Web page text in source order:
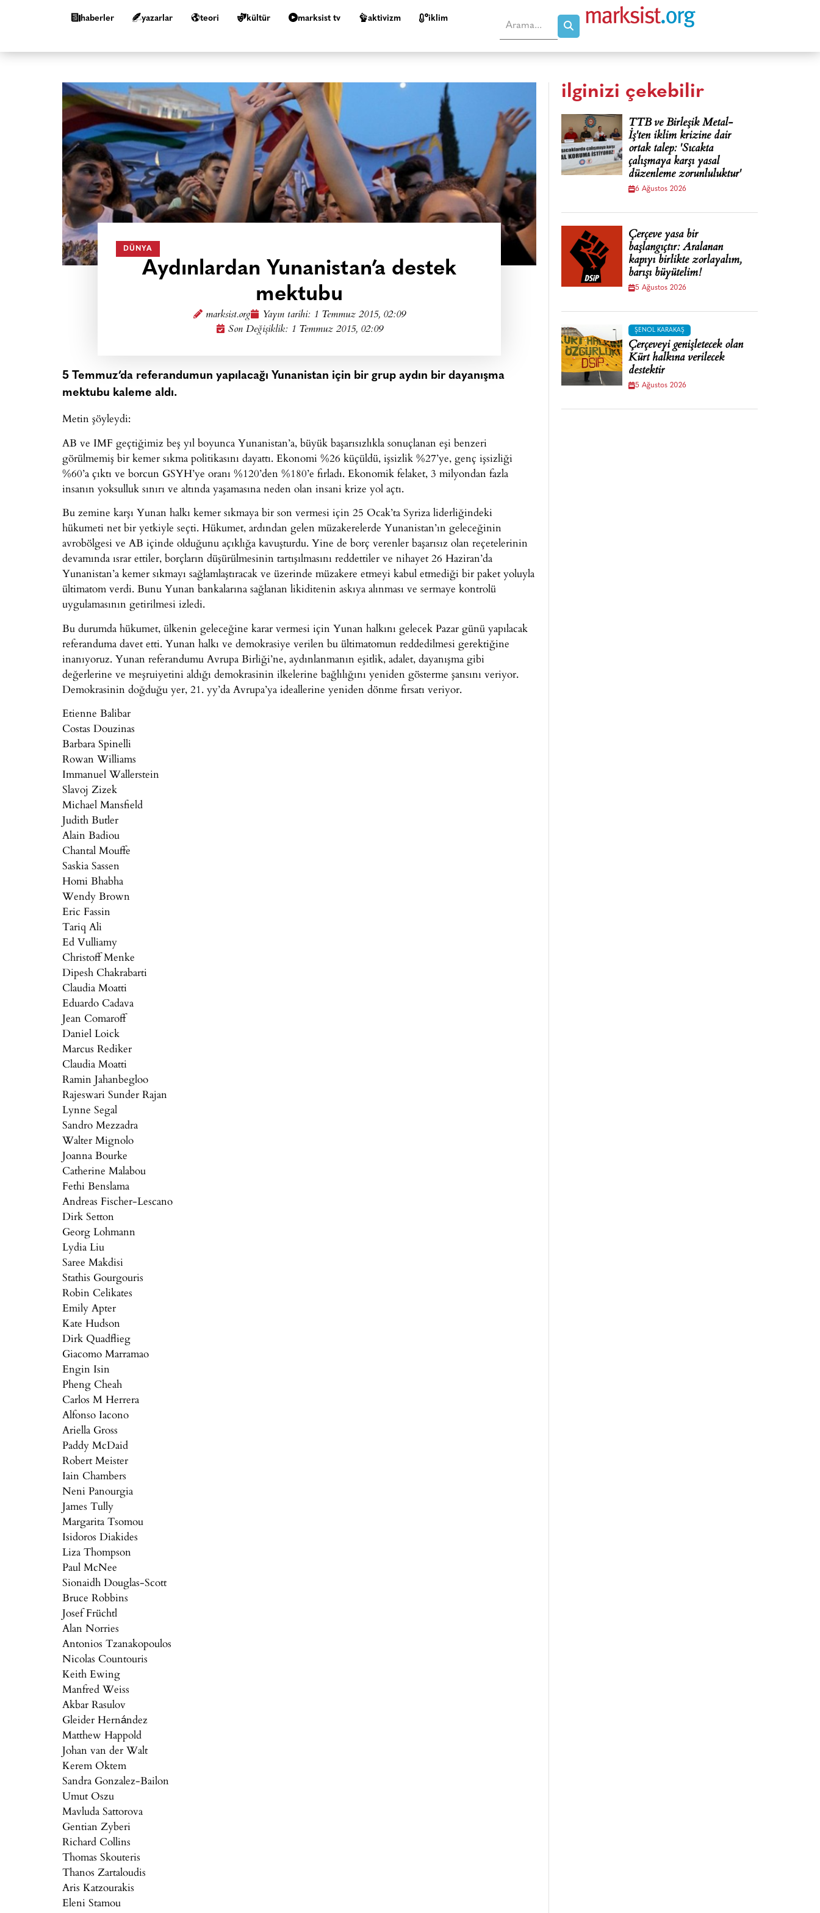
haberler yazarlar teori kültür marksist tv aktivizm i̇klim
DÜNYA
Aydınlardan Yunanistan’a destek
mektubu
marksist.org Yayın tarihi: 1 Temmuz 2015, 02:09
Son Değişiklik: 1 Temmuz 2015, 02:09
5 Temmuz’da referandumun yapılacağı Yunanistan için bir grup aydın bir dayanışma
mektubu kaleme aldı.
Metin şöyleydi:
AB ve IMF geçtiğimiz beş yıl boyunca Yunanistan’a, büyük başarısızlıkla sonuçlanan eşi benzeri
görülmemiş bir kemer sıkma politikasını dayattı. Ekonomi %26 küçüldü, işsizlik %27’ye, genç işsizliği
%60’a çıktı ve borcun GSYH’ye oranı %120’den %180’e fırladı. Ekonomik felaket, 3 milyondan fazla
insanın yoksulluk sınırı ve altında yaşamasına neden olan insani krize yol açtı.
Bu zemine karşı Yunan halkı kemer sıkmaya bir son vermesi için 25 Ocak’ta Syriza liderliğindeki
hükumeti net bir yetkiyle seçti. Hükumet, ardından gelen müzakerelerde Yunanistan’ın geleceğinin
avrobölgesi ve AB içinde olduğunu açıklığa kavuşturdu. Yine de borç verenler başarısız olan reçetelerinin
devamında ısrar ettiler, borçların düşürülmesinin tartışılmasını reddettiler ve nihayet 26 Haziran’da
Yunanistan’a kemer sıkmayı sağlamlaştıracak ve üzerinde müzakere etmeyi kabul etmediği bir paket yoluyla
ültimatom verdi. Bunu Yunan bankalarına sağlanan likiditenin askıya alınması ve sermaye kontrolü
uygulamasının getirilmesi izledi.
Bu durumda hükumet, ülkenin geleceğine karar vermesi için Yunan halkını gelecek Pazar günü yapılacak
referanduma davet etti. Yunan halkı ve demokrasiye verilen bu ültimatomun reddedilmesi gerektiğine
inanıyoruz. Yunan referandumu Avrupa Birliği’ne, aydınlanmanın eşitlik, adalet, dayanışma gibi
değerlerine ve meşruiyetini aldığı demokrasinin ilkelerine bağlılığını yeniden gösterme şansını veriyor.
Demokrasinin doğduğu yer, 21. yy’da Avrupa’ya ideallerine yeniden dönme fırsatı veriyor.
Etienne Balibar
Costas Douzinas
Barbara Spinelli
Rowan Williams
Immanuel Wallerstein
Slavoj Zizek
Michael Mansfield
Judith Butler
Alain Badiou
Chantal Mouffe
Saskia Sassen
Homi Bhabha
Wendy Brown
Eric Fassin
Tariq Ali
Ed Vulliamy
Christoff Menke
Dipesh Chakrabarti
Claudia Moatti
Eduardo Cadava
Jean Comaroff
Daniel Loick
Marcus Rediker
Claudia Moatti
Ramin Jahanbegloo
Rajeswari Sunder Rajan
Lynne Segal
Sandro Mezzadra
Walter Mignolo
Joanna Bourke
Catherine Malabou
Fethi Benslama
Andreas Fischer-Lescano
Dirk Setton
Georg Lohmann
Lydia Liu
Saree Makdisi
Stathis Gourgouris
Robin Celikates
Emily Apter
Kate Hudson
Dirk Quadflieg
Giacomo Marramao
Engin Isin
Pheng Cheah
Carlos M Herrera
Alfonso Iacono
Ariella Gross
Paddy McDaid
Robert Meister
Iain Chambers
Neni Panourgia
James Tully
Margarita Tsomou
Isidoros Diakides
Liza Thompson
Paul McNee
Sionaidh Douglas-Scott
Bruce Robbins
Josef Früchtl
Alan Norries
Antonios Tzanakopoulos
Nicolas Countouris
Keith Ewing
Manfred Weiss
Akbar Rasulov
Gleider Hernández
Matthew Happold
Johan van der Walt
Kerem Oktem
Sandra Gonzalez-Bailon
Umut Oszu
Mavluda Sattorova
Gentian Zyberi
Richard Collins
Thomas Skouteris
Thanos Zartaloudis
Aris Katzourakis
Eleni Stamou
ilginizi çekebilir
TTB ve Birleşik Metal-
İş'ten iklim krizine dair
ortak talep: 'Sıcakta
çalışmaya karşı yasal
düzenleme zorunluluktur'
6 Ağustos 2026
Çerçeve yasa bir
başlangıçtır: Aralanan
kapıyı birlikte zorlayalım,
barışı büyütelim!
5 Ağustos 2026
ŞENOL KARAKAŞ
Çerçeveyi genişletecek olan
Kürt halkına verilecek
destektir
5 Ağustos 2026